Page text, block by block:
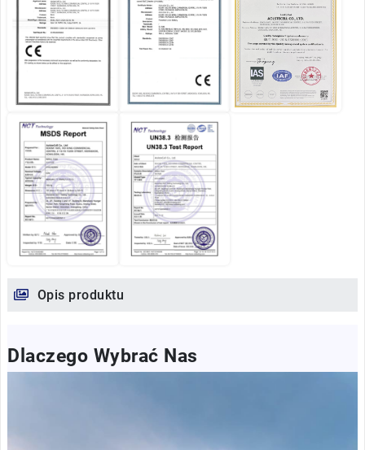
Opis produktu
Dlaczego Wybrać Nas